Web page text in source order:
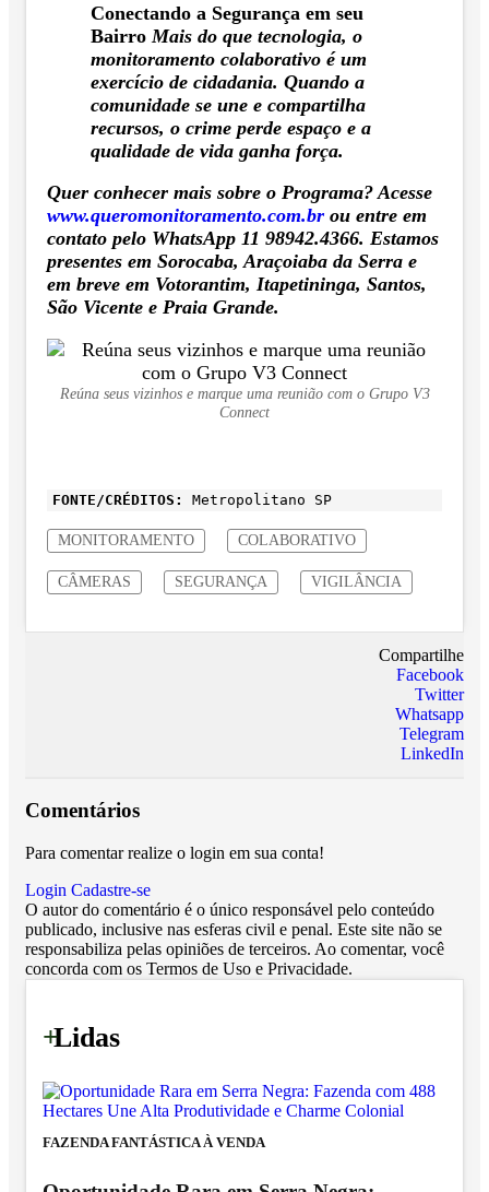
Conectando a Segurança em seu
Bairro Mais do que tecnologia, o
monitoramento colaborativo é um
exercício de cidadania. Quando a
comunidade se une e compartilha
recursos, o crime perde espaço e a
qualidade de vida ganha força.
Quer conhecer mais sobre o Programa? Acesse
www.queromonitoramento.com.br ou entre em
contato pelo WhatsApp 11 98942.4366. Estamos
presentes em Sorocaba, Araçoiaba da Serra e
em breve em Votorantim, Itapetininga, Santos,
São Vicente e Praia Grande.
Reúna seus vizinhos e marque uma reunião com o Grupo V3
Connect
FONTE/CRÉDITOS: Metropolitano SP
MONITORAMENTO COLABORATIVO
CÂMERAS SEGURANÇA VIGILÂNCIA
Compartilhe
Facebook
Twitter
Whatsapp
Telegram
LinkedIn
Comentários
Para comentar realize o login em sua conta!
Login Cadastre-se
O autor do comentário é o único responsável pelo conteúdo
publicado, inclusive nas esferas civil e penal. Este site não se
responsabiliza pelas opiniões de terceiros. Ao comentar, você
concorda com os Termos de Uso e Privacidade.
+
Lidas
FAZENDA FANTÁSTICA À VENDA